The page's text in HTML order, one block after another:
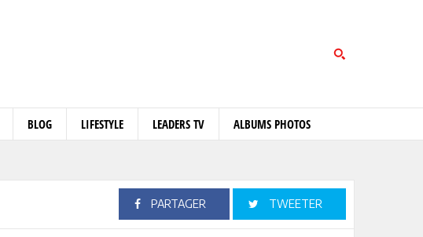
BLOG LIFESTYLE LEADERS TV ALBUMS PHOTOS
PARTAGER TWEETER